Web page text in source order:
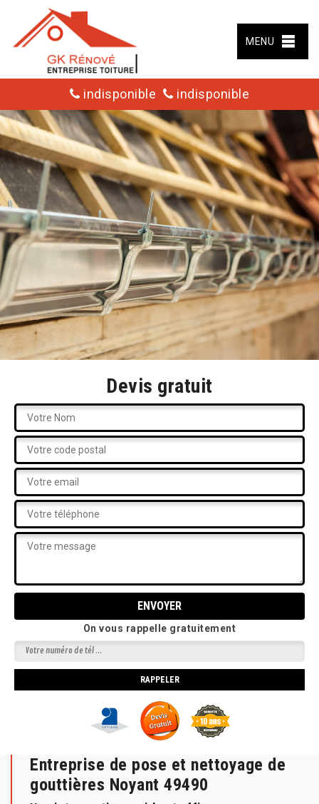
MENU
indisponible indisponible
Devis gratuit
On vous rappelle gratuitement
Entreprise de pose et nettoyage de
gouttières Noyant 49490